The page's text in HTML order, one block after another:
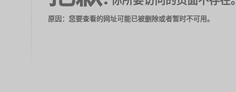
原因：您要查看的网址可能已被删除或者暂时不可用。